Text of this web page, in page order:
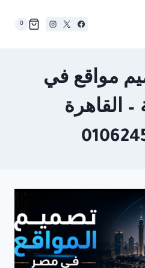
0
مواقع في
– القاهرة